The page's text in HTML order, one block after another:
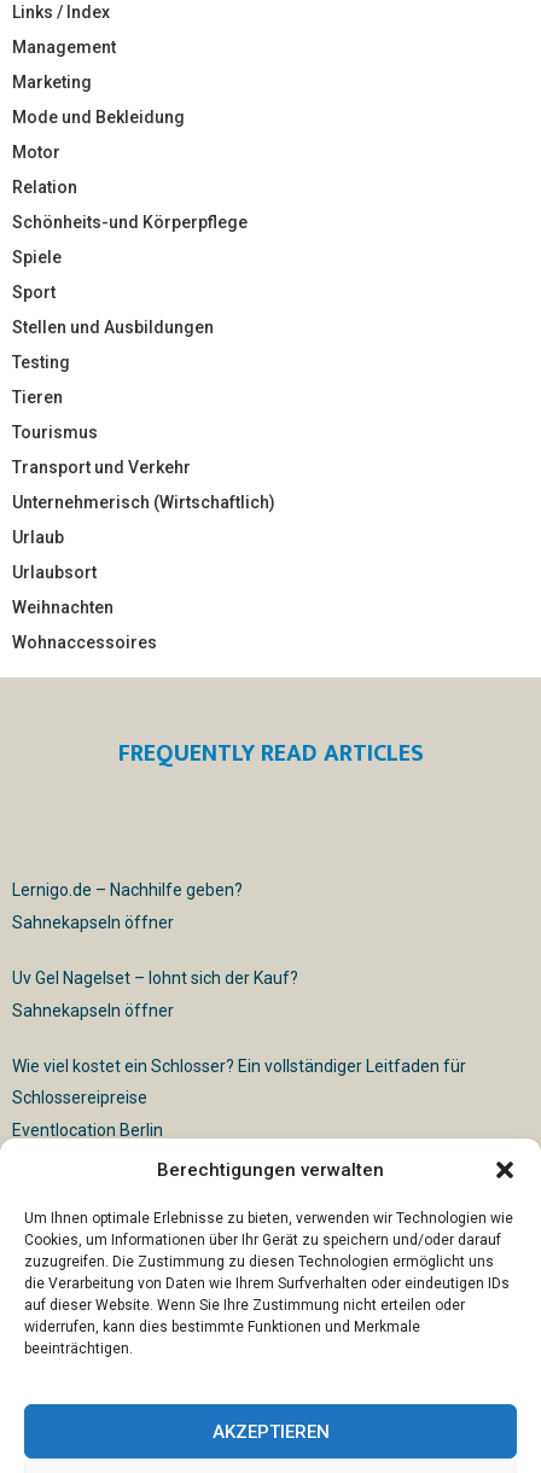
Berechtigungen verwalten
Um Ihnen optimale Erlebnisse zu bieten, verwenden wir Technologien wie
Cookies, um Informationen über Ihr Gerät zu speichern und/oder darauf
zuzugreifen. Die Zustimmung zu diesen Technologien ermöglicht uns
die Verarbeitung von Daten wie Ihrem Surfverhalten oder eindeutigen IDs
auf dieser Website. Wenn Sie Ihre Zustimmung nicht erteilen oder
widerrufen, kann dies bestimmte Funktionen und Merkmale
beeinträchtigen.
AKZEPTIEREN
Links / Index
Management
Marketing
Mode und Bekleidung
Motor
Relation
Schönheits-und Körperpflege
Spiele
Sport
Stellen und Ausbildungen
Testing
Tieren
Tourismus
Transport und Verkehr
Unternehmerisch (Wirtschaftlich)
Urlaub
Urlaubsort
Weihnachten
Wohnaccessoires
FREQUENTLY READ ARTICLES
Lernigo.de – Nachhilfe geben?
Sahnekapseln öffner
Uv Gel Nagelset – lohnt sich der Kauf?
Sahnekapseln öffner
Wie viel kostet ein Schlosser? Ein vollständiger Leitfaden für
Schlossereipreise
Eventlocation Berlin
Für die vollautomatische Sackentleerung gibt es vielfältige
Lösungen